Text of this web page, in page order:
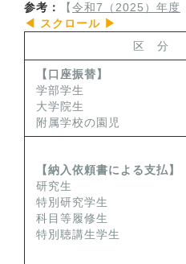
参考： 【令和7（2025）年度
区 分
【口座振替】
学部学生
大学院生
附属学校の園児
【納入依頼書による支払】
研究生
特別研究学生
科目等履修生
特別聴講生学生